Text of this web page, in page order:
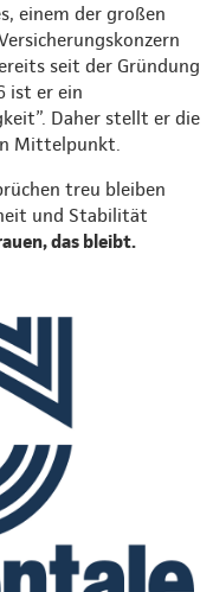
einem der großen
seit der Gründung
ist er ein
Daher stellt er die
Mittelpunkt.
treu bleiben
und Stabilität
das bleibt.